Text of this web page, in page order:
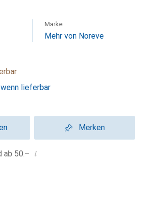
Marke
Mehr von Noreve
lieferbar
Merken
ab 50.– i